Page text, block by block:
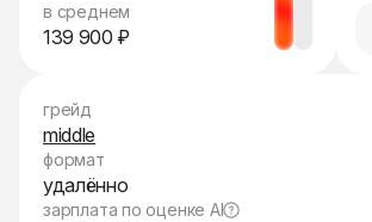
в среднем
139 900 ₽
грейд
middle
формат
удалённо
зарплата по оценке AI